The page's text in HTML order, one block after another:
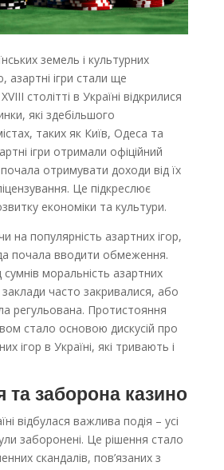
земель і культурних
азартні ігри стали ще
столітті в Україні відкрилися
які здебільшого
таких як Київ, Одеса та
ігри отримали офіційний
отримувати доходи від їх
Це підкреслює
економіки та культури.
на популярність азартних ігор,
почала вводити обмеження.
моральність азартних
заклади часто закривалися, або
регульована. Протистояння
стало основою дискусій про
ігор в Україні, які тривають і
та заборона казино
відбулася важлива подія – усі
заборонені. Це рішення стало
скандалів, пов’язаних з